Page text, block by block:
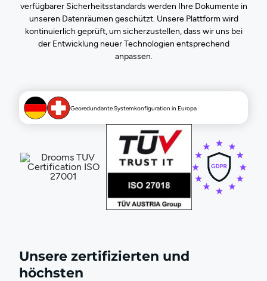
verfügbarer Sicherheitsstandards werden Ihre Dokumente in
unseren Datenräumen geschützt. Unsere Plattform wird
kontinuierlich geprüft, um sicherzustellen, dass wir uns bei
der Entwicklung neuer Technologien entsprechend
anpassen.
Georedundante Systemkonfiguration in Europa
Unsere zertifizierten und
höchsten